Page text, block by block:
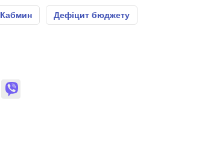
Кабмин Дефіцит бюджету